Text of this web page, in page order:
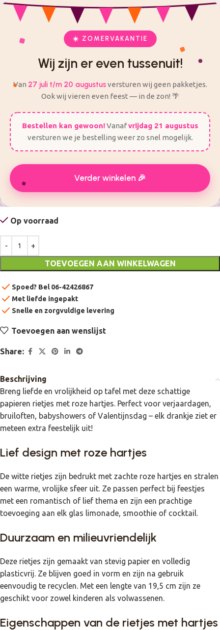
☀️ ZOMERVAKANTIE
Wij zijn er even tussenuit!
Van 27 juli t/m 20 augustusversturen wij geen pakketjes.
Ook wij vieren even feest — in de zon! 🌴
Bestellen kan gewoon!Vanafvrijdag 21 augustus
versturen we je bestelling weer zo snel mogelijk.
Verder winkelen 🎉
checkVeilig en eenvoudig bestellen checkAlles voor je feest op één plek
zijn er even tussenuit! Van 27 Juli t/m 20 augustus worden
er geen bestellingen verzonden.
Click to enlarge
Zelf traktaties maken
Bakjes, bekers en rietjes
Rietjes | wit met roze hartjes
Nog
Op voorraad
TOEVOEGEN AAN WINKELWAGEN
check Spoed? Bel 06-42426867
check Met liefde ingepakt
check Snelle en zorgvuldige levering
Toevoegen aan wenslijst
Share:
Beschrijving
Breng liefde en vrolijkheid op tafel met deze schattige
papieren rietjes met roze hartjes. Perfect voor verjaardagen,
bruiloften, babyshowers of Valentijnsdag – elk drankje ziet er
meteen extra feestelijk uit!
Lief design met roze hartjes
De witte rietjes zijn bedrukt met zachte roze hartjes en stralen
een warme, vrolijke sfeer uit. Ze passen perfect bij feestjes
met een romantisch of lief thema en zijn een prachtige
toevoeging aan elk glas limonade, smoothie of cocktail.
Duurzaam en milieuvriendelijk
Deze rietjes zijn gemaakt van stevig papier en volledig
plasticvrij. Ze blijven goed in vorm en zijn na gebruik
eenvoudig te recyclen. Met een lengte van 19,5 cm zijn ze
geschikt voor zowel kinderen als volwassenen.
Eigenschappen van de rietjes met hartjes